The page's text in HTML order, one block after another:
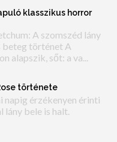
klasszikus horror
A szomszéd lány
beteg történet A
alapszik, sőt: a va...
története
napig érzékenyen érinti
lány bele is halt.